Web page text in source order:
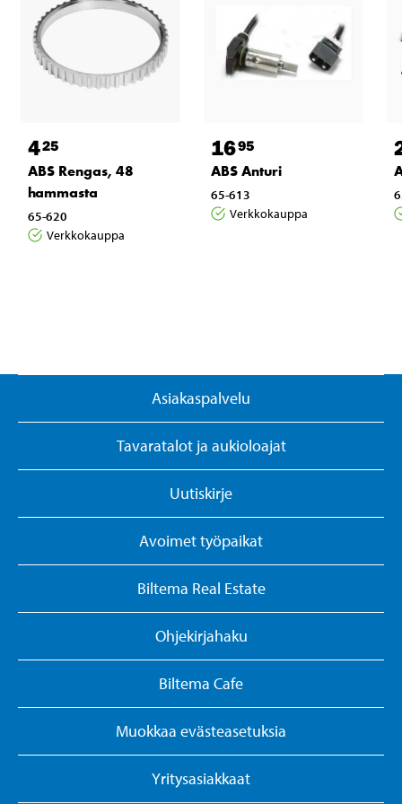
425
ABS Rengas, 48
hammasta
65-620
Verkkokauppa
1695
ABS Anturi
65-613
Verkkokauppa
Asiakaspalvelu
Tavaratalot ja aukioloajat
Uutiskirje
Avoimet työpaikat
Biltema Real Estate
Ohjekirjahaku
Biltema Cafe
Muokkaa evästeasetuksia
Yritysasiakkaat